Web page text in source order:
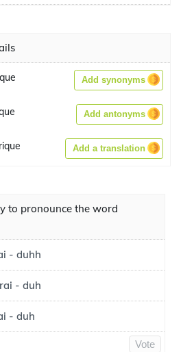
Add synonyms
Add antonyms
Add a translation
to pronounce the word
- duhh
- duh
- duh
Vote